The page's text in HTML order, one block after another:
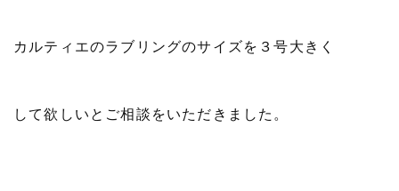
カルティエのラブリングのサイズを３号大きく
して欲しいとご相談をいただきました。